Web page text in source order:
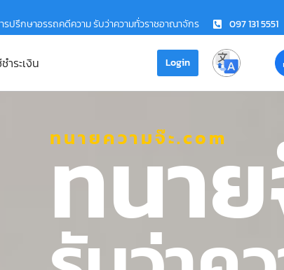
รปรึกษาอรรถคดีความ รับว่าความทั่วราชอาณาจักร 097 131 5551
ระเงิน Login
ทนายความจ๊ะ.com
ทนาย